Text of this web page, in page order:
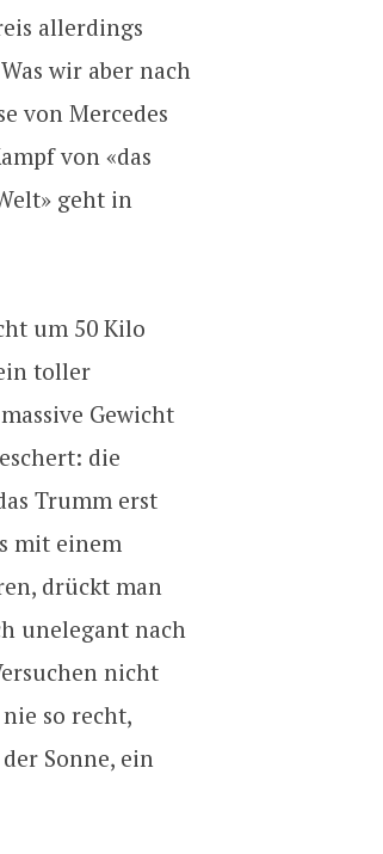
allerdings
wir aber nach
von Mercedes
von «das
geht in
um 50 Kilo
toller
Gewicht
die
Trumm erst
mit einem
drückt man
unelegant nach
nicht
so recht,
Sonne, ein